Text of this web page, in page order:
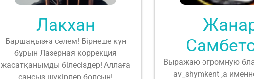
Лакхан
Баршаңызға сәлем! Бірнеше күн
бұрын Лазерная коррекция
жасатқанымды білесіздер! Аллаға
сансыз шүкірлер болсын!
Выражаю огромную
av_shymkent ,а